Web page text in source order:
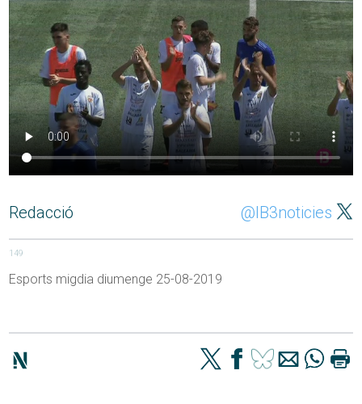
Redacció @IB3noticies
149
Esports migdia diumenge 25-08-2019